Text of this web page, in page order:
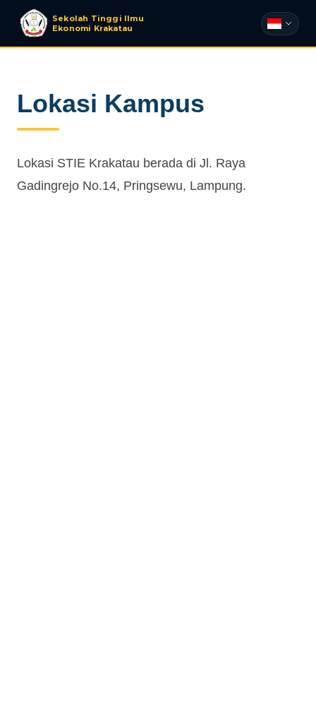
Sekolah Tinggi Ilmu
Ekonomi Krakatau
Lokasi Kampus
Lokasi STIE Krakatau berada di Jl. Raya
Gadingrejo No.14, Pringsewu, Lampung.